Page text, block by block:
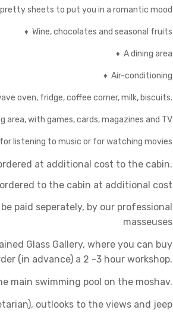
sheets to put you in aromantic mood
♦Wine, chocolates and seasonal fruits
♦A dining area
♦Air-conditioning
oven, fridge, coffeecorner, milk, biscuits.
with games, cards, magazines and TV
for listening to music or for watching movies
at additional cost to the cabin.
to the cabin at additional cost
paid seperately, by our professional
masseuses
Glass Gallery, where you can buy
(in advance) a 2 -3 hour workshop.
main swimming pool on the moshav.
outlooks to the views and jeep